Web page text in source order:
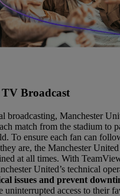
Broadcast
broadcasting, Manchester
match from the stadium to
To ensure each fan can
are, the Manchester
at all times. With
United’s technical
issues and prevent
access to their